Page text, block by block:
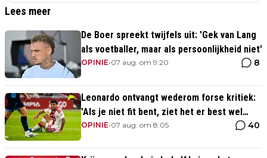
Lees meer
De Boer spreekt twijfels uit: 'Gek van Lang
als voetballer, maar als persoonlijkheid niet'
OPINIE•07 aug. om 9:20 8
Leonardo ontvangt wederom forse kritiek:
'Als je niet fit bent, ziet het er best wel
slecht uit'
OPINIE•07 aug. om 8:05 40